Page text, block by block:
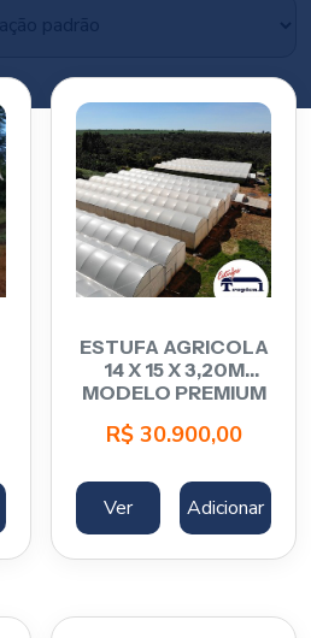
ESTUFA AGRICOLA
14 X 15 X 3,20M
MODELO PREMIUM
R$30.900,00
Ver Adicionar